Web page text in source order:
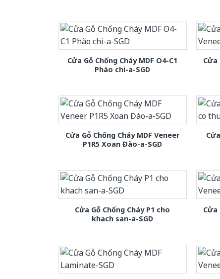
Cửa Gỗ Chống Cháy MDF O4-C1
Phào chi-a-SGD
Cửa
Cửa Gỗ Chống Cháy MDF Veneer
P1R5 Xoan Đào-a-SGD
Cửa Gỗ Chống Cháy P1 cho
khach san-a-SGD
Cửa